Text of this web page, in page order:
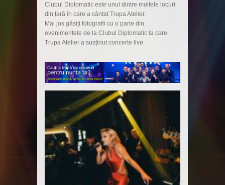
Clubul Diplomatic este unul dintre multele locuri
din țară în care a cântat Trupa Atelier.
Mai jos găsiți fotografii cu o parte din
evenimentele de la Clubul Diplomatic la care
Trupa Atelier a susținut concerte live.